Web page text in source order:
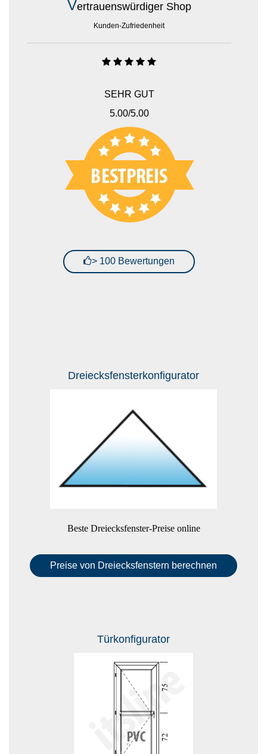
Vertrauenswürdiger Shop
Kunden-Zufriedenheit
SEHR GUT
5.00/5.00
> 100 Bewertungen
Dreiecksfensterkonfigurator
Beste Dreiecksfenster-Preise online
Preise von Dreiecksfenstern berechnen
Türkonfigurator